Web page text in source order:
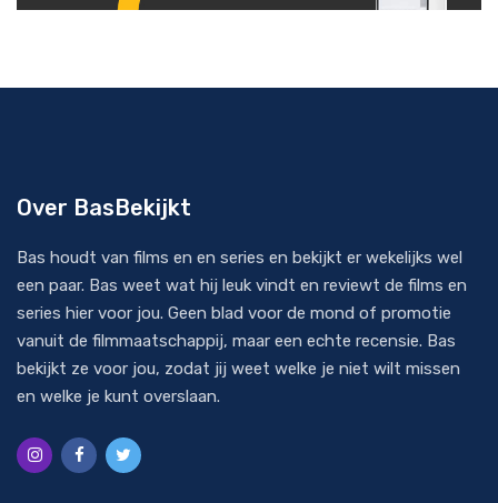
Over BasBekijkt
Bas houdt van films en en series en bekijkt er wekelijks wel
een paar. Bas weet wat hij leuk vindt en reviewt de films en
series hier voor jou. Geen blad voor de mond of promotie
vanuit de filmmaatschappij, maar een echte recensie. Bas
bekijkt ze voor jou, zodat jij weet welke je niet wilt missen
en welke je kunt overslaan.